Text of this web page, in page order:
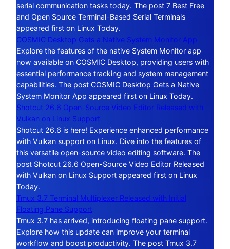
serial communication tasks today. The post 7 Best Free
and Open Source Terminal-Based Serial Terminals
appeared first on Linux Today.
COSMIC Desktop Gets a Native System Monitor App
Explore the features of the native System Monitor app
now available on COSMIC Desktop, providing users with
essential performance tracking and system management
capabilities. The post COSMIC Desktop Gets a Native
System Monitor App appeared first on Linux Today.
Shotcut 26.6 Open-Source Video Editor Released with
Vulkan on Linux Support
Shotcut 26.6 is here! Experience enhanced performance
with Vulkan support on Linux. Dive into the features of
this versatile open-source video editing software. The
post Shotcut 26.6 Open-Source Video Editor Released
with Vulkan on Linux Support appeared first on Linux
Today.
Tmux 3.7 Terminal Multiplexer Released with Initial
Floating Pane Support
Tmux 3.7 has arrived, introducing floating pane support.
Explore how this update can improve your terminal
workflow and boost productivity. The post Tmux 3.7